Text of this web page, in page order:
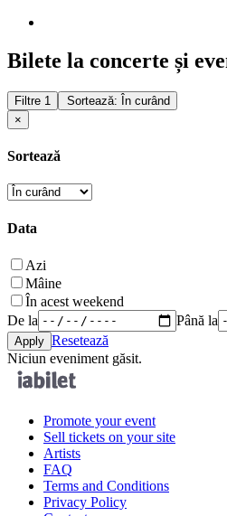
Bilete la concerte și
Filtre 1
Sortează: În curând
×
Sortează
Data
Azi
Mâine
În acest weekend
De la
Până la
Resetează
Niciun eveniment găsit.
Promote your event
Sell tickets on your site
Artists
FAQ
Terms and Conditions
Privacy Policy